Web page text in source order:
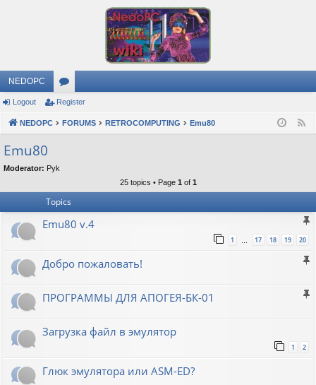
NEDOPC
or
u
Logout Register
NEDOPC FORUMS RETROCOMPUTING Emu80
Emu80
Moderator: Pyk
25 topics • Page 1 of 1
Topics
Emu80 v.4
1 … 17 18 19 20
Добро пожаловать!
ПРОГРАММЫ ДЛЯ АПОГЕЯ-БК-01
Загрузка файл в эмулятор
1 2
Глюк эмулятора или ASM-ED?